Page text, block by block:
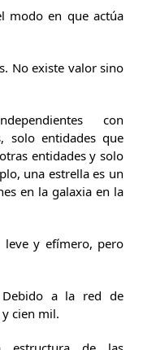
modo en que actúa
No existe valor sino
con
solo entidades que
entidades y solo
una estrella es un
en la galaxia en la
leve y efímero, pero
a la red de
cien mil.